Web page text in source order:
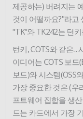
제공하는) 버려지는
것이 어떨까요?"라고
"TK"와 TK242는 턴
턴키, COTS와 같은
이디어는 COTS 보
보드)와 시스템(OSS
가장 중요한 것은 (우
프트웨어 집합을 생
드는 카드에서 가장